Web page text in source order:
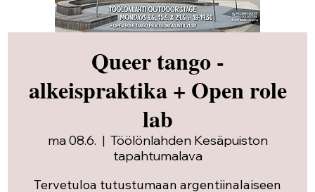
Queer tango -
alkeispraktika + Open role
lab
ma 08.6.
  |
Töölönlahden Kesäpuiston
tapahtumalava
Tervetuloa tutustumaan argentiinalaiseen